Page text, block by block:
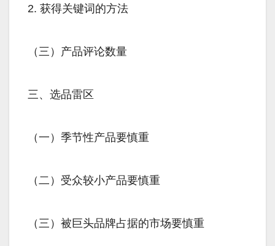
2. 获得关键词的方法
（三）产品评论数量
三、选品雷区
（一）季节性产品要慎重
（二）受众较小产品要慎重
（三）被巨头品牌占据的市场要慎重